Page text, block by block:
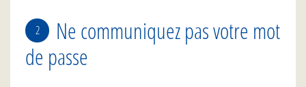
Ne communiquez pas votre mot
de passe